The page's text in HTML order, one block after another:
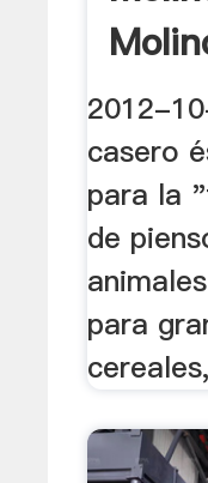
2012-
casero
para la
de
para